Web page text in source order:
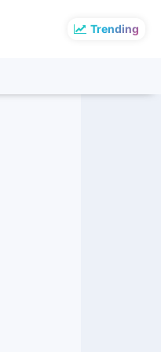
Trending